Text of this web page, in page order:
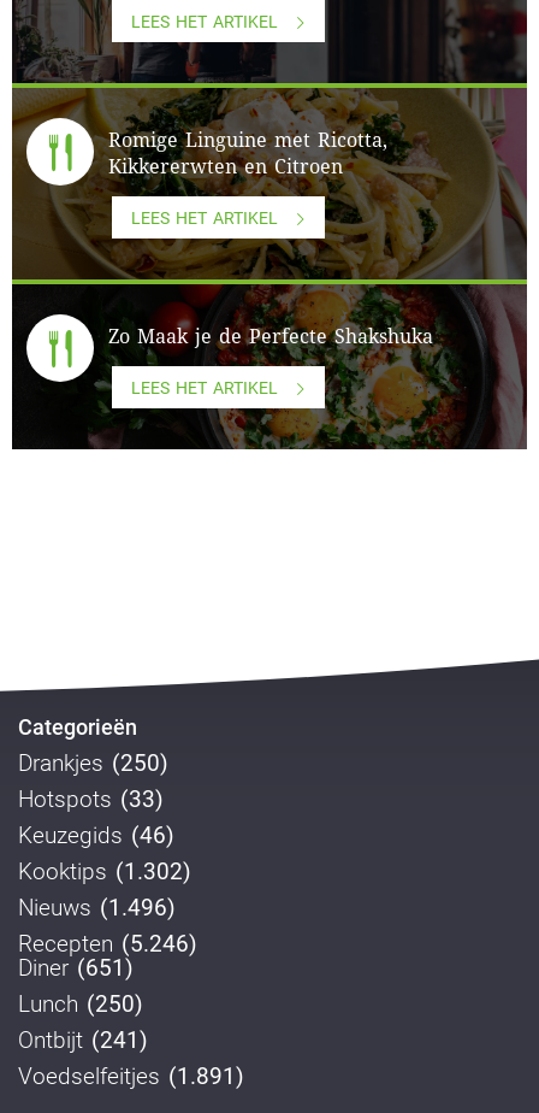
LEES HET ARTIKEL
Romige Linguine met Ricotta,
Kikkererwten en Citroen
LEES HET ARTIKEL
Zo Maak je de Perfecte Shakshuka
LEES HET ARTIKEL
Categorieën
Drankjes (250)
Hotspots (33)
Keuzegids (46)
Kooktips (1.302)
Nieuws (1.496)
Recepten (5.246)
Diner (651)
Lunch (250)
Ontbijt (241)
Voedselfeitjes (1.891)